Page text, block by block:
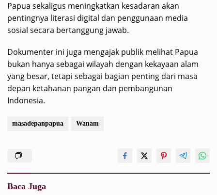
Papua sekaligus meningkatkan kesadaran akan
pentingnya literasi digital dan penggunaan media
sosial secara bertanggung jawab.
Dokumenter ini juga mengajak publik melihat Papua
bukan hanya sebagai wilayah dengan kekayaan alam
yang besar, tetapi sebagai bagian penting dari masa
depan ketahanan pangan dan pembangunan
Indonesia.
masadepanpapua Wanam
Baca Juga